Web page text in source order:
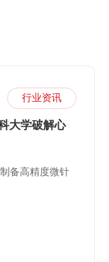
行业资讯
大学破解心
备高精度微针